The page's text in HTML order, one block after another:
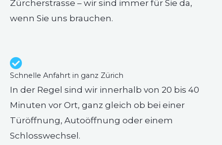
Zürcherstrasse – wir sind immer für Sie da,
wenn Sie uns brauchen.
Schnelle Anfahrt in ganz Zürich
In der Regel sind wir innerhalb von 20 bis 40
Minuten vor Ort, ganz gleich ob bei einer
Türöffnung, Autoöffnung oder einem
Schlosswechsel.